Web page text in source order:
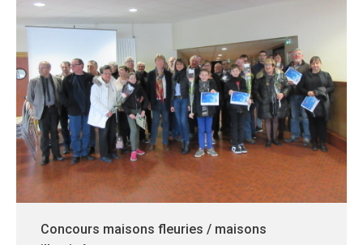
Concours maisons fleuries / maisons